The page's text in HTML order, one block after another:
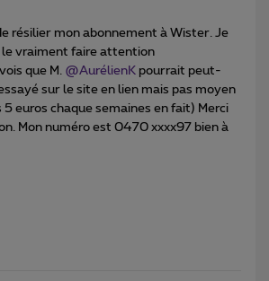
résilier mon abonnement à Wister. Je
le vraiment faire attention
que M. @AurélienK pourrait peut-
sur le site en lien mais pas moyen
5 euros chaque semaines en fait) Merci
Mon numéro est 0470 xxxx97 bien à